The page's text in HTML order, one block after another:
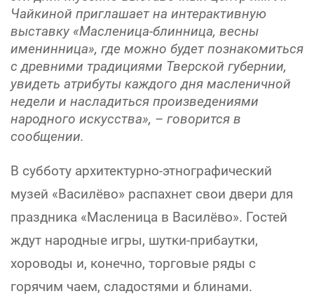
Чайкиной приглашает на интерактивную
выставку «Масленица-блинница, весны
именинница», где можно будет познакомиться
с древними традициями Тверской губернии,
увидеть атрибуты каждого дня масленичной
недели и насладиться произведениями
народного искусства», – говорится в
сообщении.
В субботу архитектурно-этнографический
музей «Василёво» распахнет свои двери для
праздника «Масленица в Василёво». Гостей
ждут народные игры, шутки-прибаутки,
хороводы и, конечно, торговые ряды с
горячим чаем, сладостями и блинами.